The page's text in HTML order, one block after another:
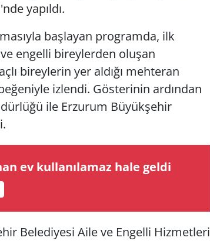
yapıldı.
başlayan programda, ilk
engelli bireylerden oluşan
bireylerin yer aldığı mehteran
izlendi. Gösterinin ardından
ile Erzurum Büyükşehir
ev kullanılamaz hale geldi
Belediyesi Aile ve Engelli Hizmetleri